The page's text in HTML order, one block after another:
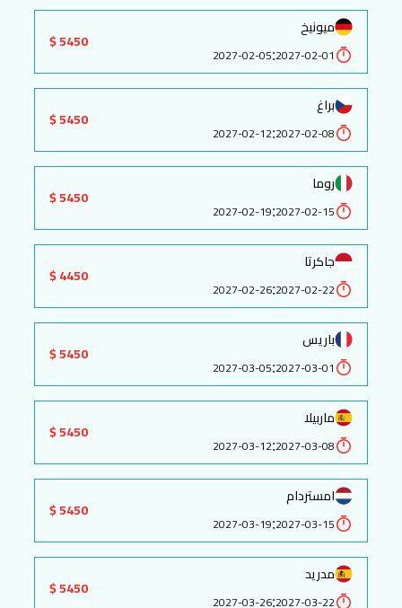
ميونيخ
2027-02-01
:
2027-02-05
5450 $
براغ
2027-02-08
:
2027-02-12
5450 $
روما
2027-02-15
:
2027-02-19
5450 $
جاكرتا
2027-02-22
:
2027-02-26
4450 $
باريس
2027-03-01
:
2027-03-05
5450 $
ماربيلا
2027-03-08
:
2027-03-12
5450 $
امستردام
2027-03-15
:
2027-03-19
5450 $
مدريد
2027-03-22
:
2027-03-26
5450 $